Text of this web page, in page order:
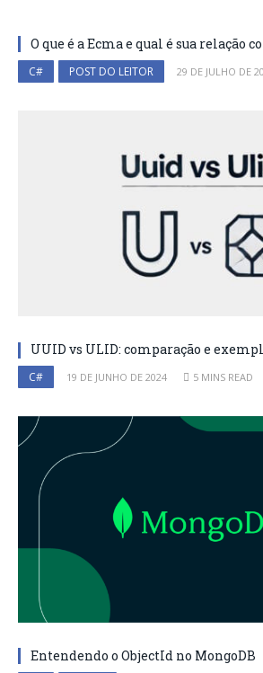
O que é a Ecma e qual é sua relação
C# POST DO LEITOR 29 DE JULHO DE
UUID vs ULID: comparação e
C# 19 DE JUNHO DE 2024 5 MINS READ
Entendendo o ObjectId no MongoDB